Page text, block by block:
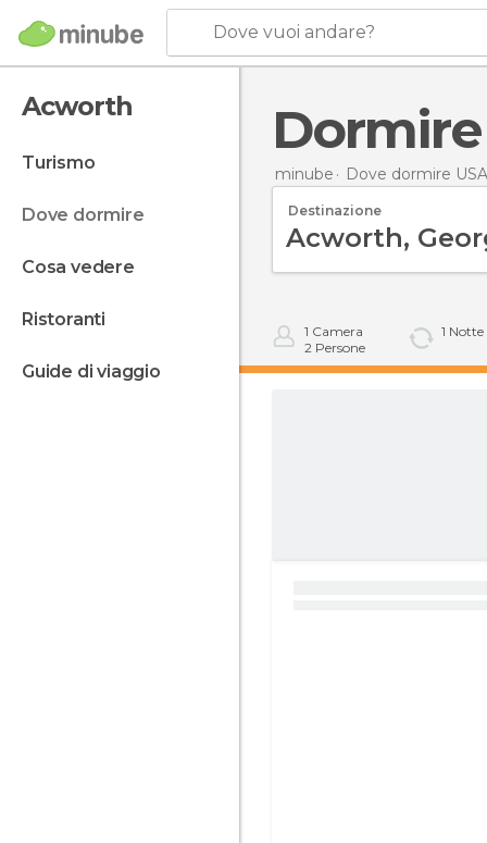
Dove vuoi andare?
Acworth
turismo
dove dormire
cosa vedere
ristoranti
guide di viaggio
minube Dove dormire USA
Destinazione
1 Camera
2 Persone
1 Notte